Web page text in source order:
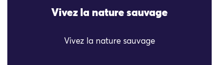
Vivez la nature sauvage
Vivez la nature sauvage